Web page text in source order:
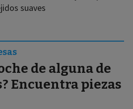
suaves
de alguna de
Encuentra piezas